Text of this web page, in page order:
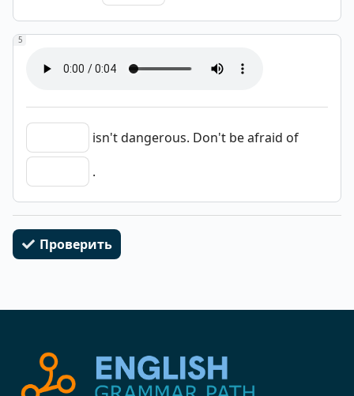
5
isn't dangerous. Don't be afraid of
.
Проверить